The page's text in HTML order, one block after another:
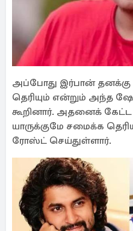
அப்போது இர்பான்
தெரியும் என்றும் அந்த
கூறினார். அதனைக்
யாருக்குமே சமைக்க
ரோஸ்ட் செய்துள்ளார்.